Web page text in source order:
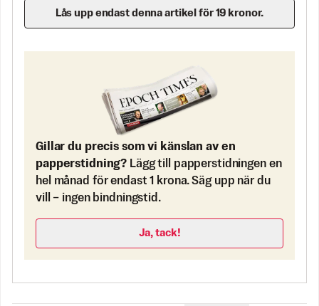
Lås upp endast denna artikel för 19 kronor.
Gillar du precis som vi känslan av en
papperstidning? Lägg till papperstidningen en
hel månad för endast 1 krona. Säg upp när du
vill – ingen bindningstid.
Ja, tack!